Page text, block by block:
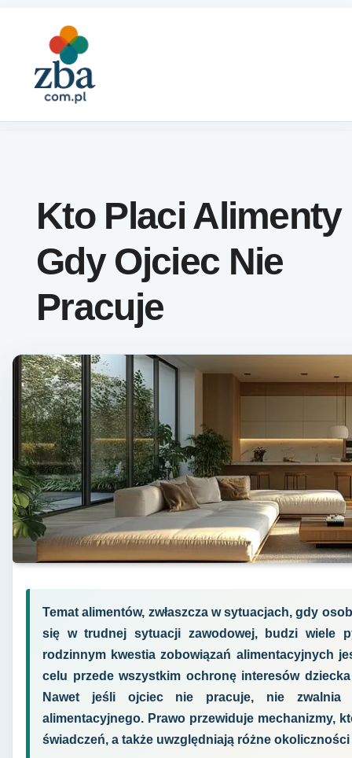
Kto Placi Alimenty
Gdy Ojciec Nie
Pracuje
Temat alimentów, zwłaszcza w sytuacjach, gdy
się w trudnej sytuacji zawodowej, budzi wiele
rodzinnym kwestia zobowiązań alimentacyjnych
celu przede wszystkim ochronę interesów
Nawet jeśli ojciec nie pracuje, nie zwalnia
alimentacyjnego. Prawo przewiduje mechanizmy,
świadczeń, a także uwzględniają różne